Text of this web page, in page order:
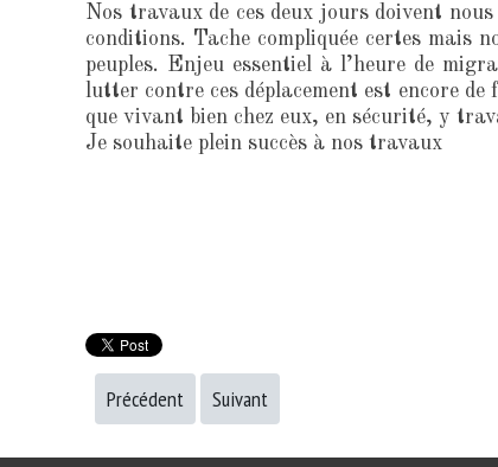
Nos travaux de ces deux jours doivent
conditions. Tache compliquée certes
peuples. Enjeu essentiel à l’heure de
lutter contre ces déplacement est encore de
que vivant bien chez eux, en sécurité, y
Je souhaite plein succès à nos travaux
Précédent Suivant